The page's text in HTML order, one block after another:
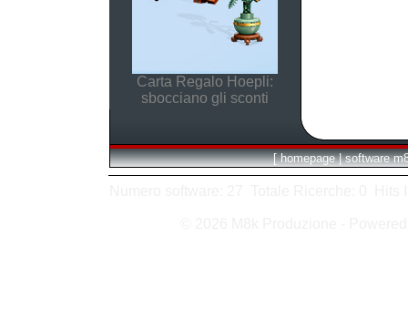
Carta Regalo Hoepli:
sbocciano gli sconti
[ homepage | software